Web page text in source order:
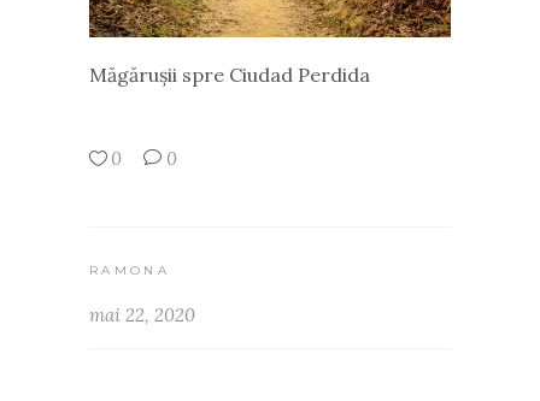
Măgărușii spre Ciudad Perdida
0 0
RAMONA
mai 22, 2020